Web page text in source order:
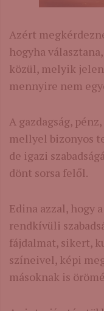
Azért
hogyha
közül, melyik
mennyire nem
A gazdagság,
mellyel bizonyos
de igazi
dönt sorsa felől.
Edina azzal, hogy
rendkívüli
fájdalmat, sikert,
színeivel, képi
másoknak is